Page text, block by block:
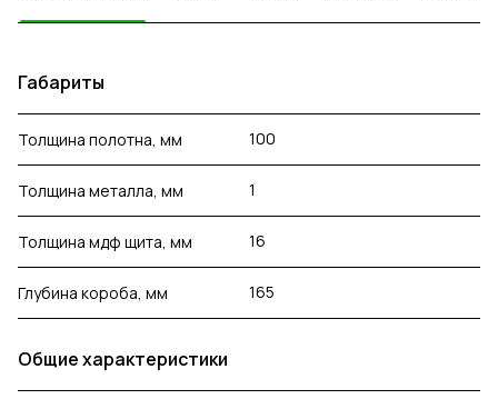
Габариты
Толщина полотна, мм 100
Толщина металла, мм 1
Толщина мдф щита, мм 16
Глубина короба, мм 165
Общие характеристики